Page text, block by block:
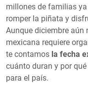
millones de familias
romper la piñata y
Aunque diciembre aún
mexicana requiere
te contamos la fecha
cuánto duran y por
para el país.